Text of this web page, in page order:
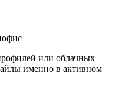
или облачных
именно в активном